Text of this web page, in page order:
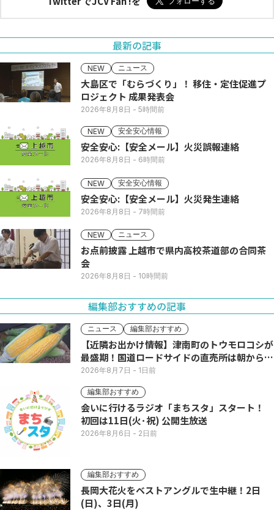
最新の記事
NEW ニュース
大島区で「むらづくり」！ 移住・定住促進プ
ロジェクト 成果発表会
2026年8月8日 - 5時間前
NEW 安全安心情報
安全安心:【安全メール】火災誤報連絡
2026年8月8日 - 6時間前
NEW 安全安心情報
安全安心:【安全メール】火災発生連絡
2026年8月8日 - 7時間前
NEW ニュース
お点前披露 上越市で県内高校茶道部の合同茶
会
2026年8月8日 - 10時間前
編集部おすすめの記事
ニュース 編集部おすすめ
【近隣お出かけ情報】津南町のトウモロコシが
最盛期！国道ロードサイドの直売所は朝から長
い列
2026年8月7日 - 1日前
編集部おすすめ
会いに行けるラジオ「まちスタ」スタート！
初回は11日(火･祝) 公開生放送
2026年8月6日 - 2日前
編集部おすすめ
長岡大花火をベストアングルで生中継！2日
(日)、3日(月)